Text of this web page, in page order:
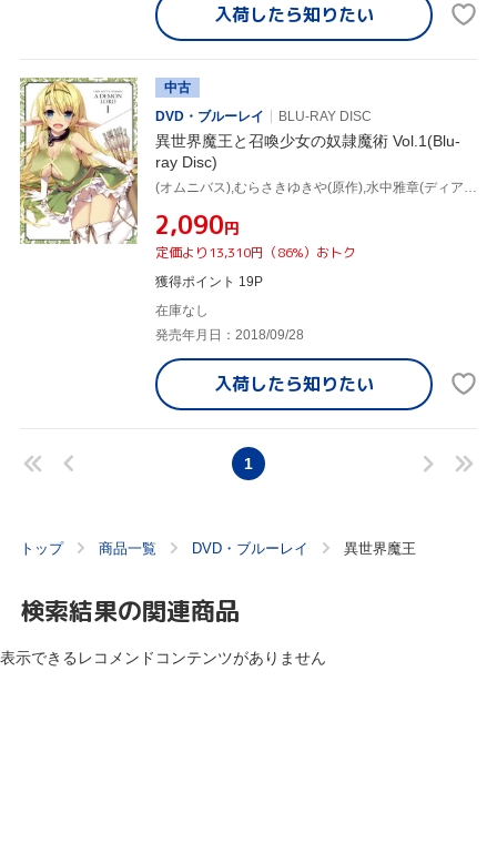
入荷したら知りたい
中古
DVD・ブルーレイ
BLU-RAY DISC
異世界魔王と召喚少女の奴隷魔術 Vol.1(Blu-
ray Disc)
¥2,090円
定価より13,310円（86%）おトク
獲得ポイント 19P
在庫なし
発売年月日：2018/09/28
入荷したら知りたい
1
トップ 商品一覧 DVD・ブルーレイ 異世界魔王
検索結果の関連商品
表示できるレコメンドコンテンツがありません